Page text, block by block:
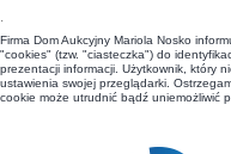
t
Firma Dom Aukcyjny Mariola Nosko
"cookies" (tzw. "ciasteczka") do
prezentacji informacji. Użytkownik, który
ustawienia swojej przeglądarki.
cookie może utrudnić bądź uniemożliwić